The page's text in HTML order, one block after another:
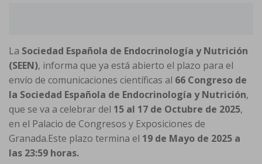
La Sociedad Española de Endocrinología y Nutrición
(SEEN), informa que ya está abierto el plazo para el
envío de comunicaciones científicas al 66 Congreso de
la Sociedad Española de Endocrinología y Nutrición,
que se va a celebrar del 15 al 17 de Octubre de 2025,
en el Palacio de Congresos y Exposiciones de
Granada.Este plazo termina el 19 de Mayo de 2025 a
las 23:59 horas.